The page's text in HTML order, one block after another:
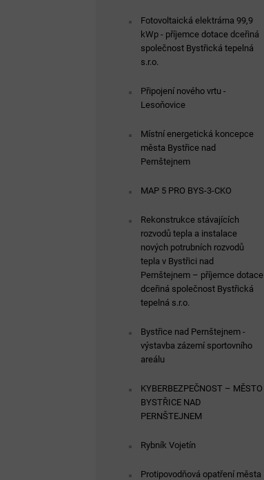
Fotovoltaická elektrárna 99,9
kWp - příjemce dotace dceřiná
společnost Bystřická tepelná
s.r.o.
Připojení nového vrtu -
Lesoňovice
Místní energetická koncepce
města Bystřice nad
Pernštejnem
MAP 5 PRO BYS-3-CKO
Rekonstrukce stávajících
rozvodů tepla a instalace
nových potrubních rozvodů
tepla v Bystřici nad
Pernštejnem – příjemce dotace
dceřiná společnost Bystřická
tepelná s.r.o.
Bystřice nad Pernštejnem -
výstavba zázemí sportovního
areálu
KYBERBEZPEČNOST – MĚSTO
BYSTŘICE NAD
PERNŠTEJNEM
Rybník Vojetín
Protipovodňová opatření města